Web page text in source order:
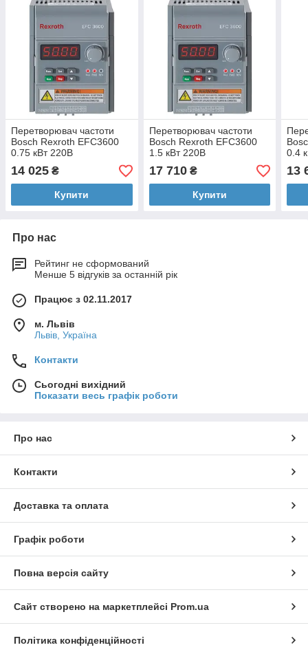
Перетворювач частоти
Bosch Rexroth EFC3600
0.75 кВт 220В
14 025 ₴
Купити
Перетворювач частоти
Bosch Rexroth EFC3600
1.5 кВт 220В
17 710₴
Купити
0.4
13
Про нас
Рейтинг не сформований
Менше 5 відгуків за останній рік
Працює з 02.11.2017
м. Львів
Львів, Україна
Контакти
Сьогодні вихідний
Показати весь графік роботи
Про нас
Контакти
Доставка та оплата
Графік роботи
Повна версія сайту
Сайт створено на маркетплейсі Prom.ua
Політика конфіденційності